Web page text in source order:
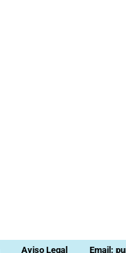
Aviso Legal Email: